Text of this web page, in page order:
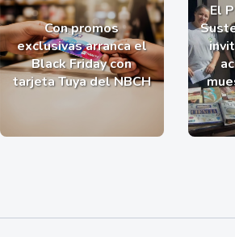
Con promos
exclusivas arranca el
Black Friday con
tarjeta Tuya del NBCH
El